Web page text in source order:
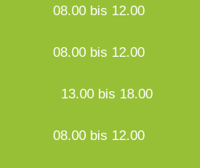
08.00 bis 12.00
08.00 bis 12.00
18.00
08.00 bis 12.00